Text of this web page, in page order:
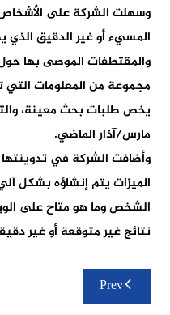
وسهلت الشركة على الأشخاص
المسيء أو غير الدقيق الذي
والمقتطفات الموصى بها
مجموعة من المعلومات التي
يخص طلبات بحث معينة،
مارس/آذار الماضي.
وأضافت الشركة في
الميزات يتم إنشاؤه بشكل
الشخص وما هو متاح على
نتائج غير متوقعة أو غير
تصفّح
المقالات
Prev